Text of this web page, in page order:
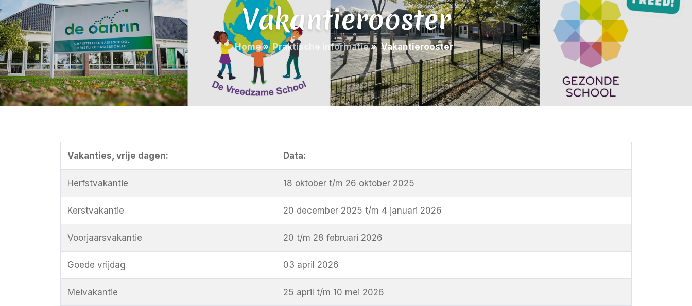
Vakantierooster
Home» Praktische informatie» Vakantierooster
Vakanties, vrije dagen: Data:
Herfstvakantie 18 oktober t/m 26 oktober 2025
Kerstvakantie 20 december 2025 t/m 4 januari 2026
Voorjaarsvakantie 20 t/m 28 februari 2026
Goede vrijdag 03 april 2026
Meivakantie 25 april t/m 10 mei 2026